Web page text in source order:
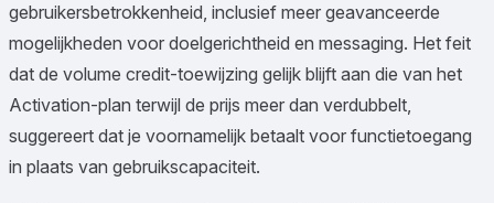
gebruikersbetrokkenheid, inclusief meer geavanceerde
mogelijkheden voor doelgerichtheid en messaging. Het feit
dat de volume credit-toewijzing gelijk blijft aan die van het
Activation-plan terwijl de prijs meer dan verdubbelt,
suggereert dat je voornamelijk betaalt voor functietoegang
in plaats van gebruikscapaciteit.